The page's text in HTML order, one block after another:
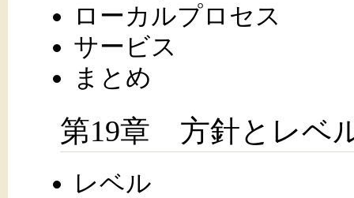
ローカルプロセス
サービス
まとめ
第19章 方針とレベ
レベル